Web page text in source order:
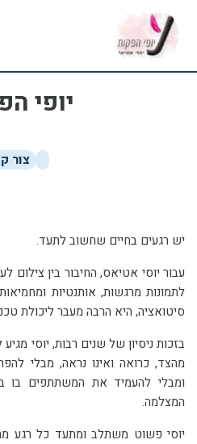
יופי
צור
יש רגעים בחיים שחשוב לתעד.
סיטואציה, היא הרבה מעבר ליכולת
ומבלי להעמיד את המשתתפים בו
המצלמה.